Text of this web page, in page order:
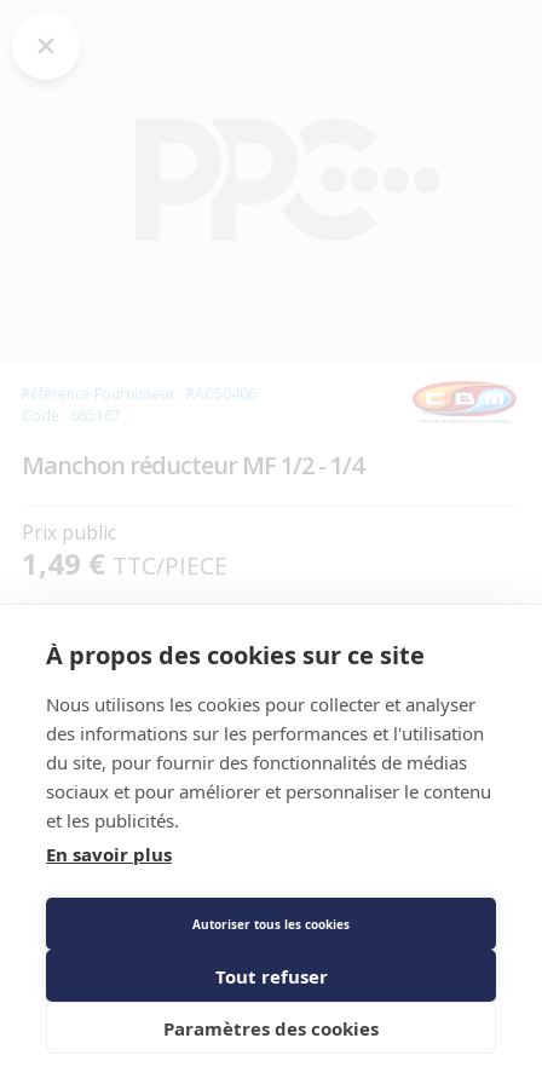
Référence Fournisseur : RAC50406
Code : 665167
Manchon réducteur MF 1/2 - 1/4
Prix public
1,49 € TTC/PIECE
Caractéristiques techniques
Caractéristiques techniques
MF 1/2 - 1/4
CBM
Ajouter au panier
À propos des cookies sur ce site
Nous utilisons les cookies pour collecter et analyser
des informations sur les performances et l'utilisation
du site, pour fournir des fonctionnalités de médias
sociaux et pour améliorer et personnaliser le contenu
et les publicités.
En savoir plus
Autoriser tous les cookies
Tout refuser
Paramètres des cookies